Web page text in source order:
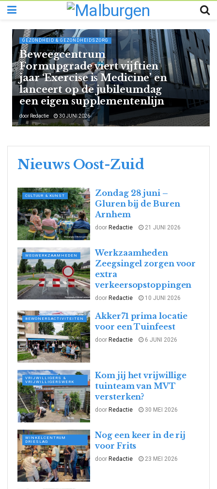
GEZONDHEID & GEZONDHEIDSZORG
Beweegcentrum
Formupgrade viert vijftien
jaar ‘Exercise is Medicine’ en
lanceert op de jubileumdag
een eigen supplementenlijn
door Redactie 30 JUNI 2026
Nieuws Oost-Zuid
CULTUUR & KUNST
Zondag 28 juni –
Gluren bij de Buren
Arnhem
door Redactie 21 JUNI 2026
WEGWERKZAAMHEDEN
Werkzaamheden
Zeegsingel zorgen voor
extra
verkeersopstoppingen
door Redactie 10 JUNI 2026
BEWONERSACTIVITEITEN
Akker71 prima locatie
voor een Tuinfeest
door Redactie 6 JUNI 2026
VRIJWILLIGERS &
VRIJWILLIGERSWERK
Kom jij het vrijwillige
tuinteam van MVT
versterken?
door Redactie 30 MEI 2026
WINKELCENTRUM
DRIESLAG
Nog een keer in de rij
voor Frits
door Redactie 23 MEI 2026